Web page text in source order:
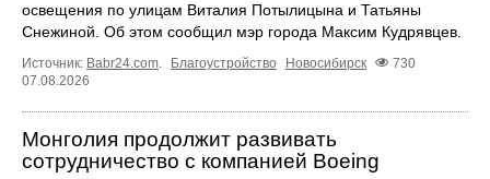
освещения по улицам Виталия Потылицына и Татьяны
Снежиной. Об этом сообщил мэр города Максим Кудрявцев.
Источник: Babr24.com. Благоустройство Новосибирск
730
07.08.2026
Монголия продолжит развивать
сотрудничество с компанией Boeing